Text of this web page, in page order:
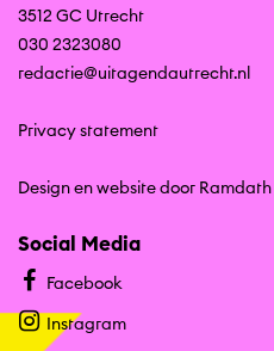
3512 GC Utrecht
030 2323080
redactie@uitagendautrecht.nl
Privacy statement
Design en website door Ramdath
Social Media
Facebook
Instagram